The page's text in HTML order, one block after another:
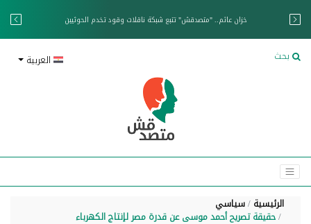
خزان عائم.. "متصدقش" تتبع شبكة ناقلات وقود تخدم الحوثيين
بحث العربية
الرئيسية سياسي
حقيقة تصريح أحمد موسى عن قدرة مصر لإنتاج الكهرباء